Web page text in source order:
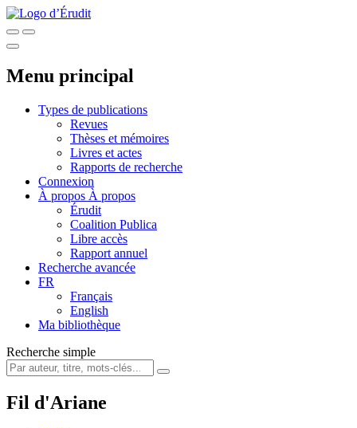
Menu principal
Types de publications
Revues
Thèses et mémoires
Livres et actes
Rapports de recherche
Connexion
À propos À propos
Érudit
Coalition Publica
Libre accès
Rapport annuel
Recherche avancée
FR
Français
English
Ma bibliothèque
Recherche simple
Fil d'Ariane